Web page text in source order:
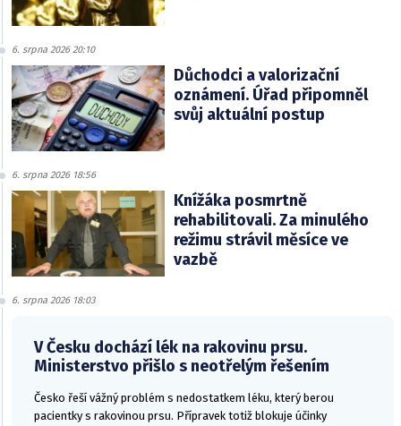
6. srpna 2026 20:10
Důchodci a valorizační
oznámení. Úřad připomněl
svůj aktuální postup
6. srpna 2026 18:56
Knížáka posmrtně
rehabilitovali. Za minulého
režimu strávil měsíce ve
vazbě
6. srpna 2026 18:03
V Česku dochází lék na rakovinu prsu.
Ministerstvo přišlo s neotřelým řešením
Česko řeší vážný problém s nedostatkem léku, který berou
pacientky s rakovinou prsu. Přípravek totiž blokuje účinky